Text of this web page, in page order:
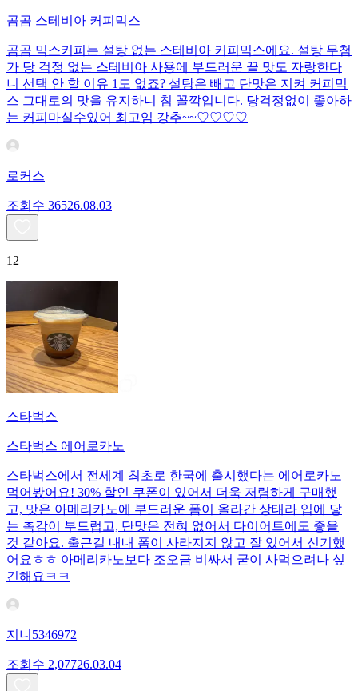
곰곰 스테비아 커피믹스
곰곰 믹스커피는 설탕 없는 스테비아 커피믹스에요. 설탕 무첨
가 당 걱정 없는 스테비아 사용에 부드러운 끝 맛도 자랑한다
니 선택 안 할 이유 1도 없죠? 설탕은 빼고 단맛은 지켜 커피믹
스 그대로의 맛을 유지하니 침 꼴깍입니다. 당걱정없이 좋아하
는 커피마실수있어 최고임 강추~~♡♡♡♡
로커스
조회수 36526.08.03
12
스타벅스
스타벅스 에어로카노
스타벅스에서 전세계 최초로 한국에 출시했다는 에어로카노
먹어봤어요! 30% 할인 쿠폰이 있어서 더욱 저렴하게 구매했
고, 맛은 아메리카노에 부드러운 폼이 올라간 상태라 입에 닿
는 촉감이 부드럽고, 단맛은 전혀 없어서 다이어트에도 좋을
것 같아요. 출근길 내내 폼이 사라지지 않고 잘 있어서 신기했
어요ㅎㅎ 아메리카노보다 조오금 비싸서 굳이 사먹으려나 싶
긴해요ㅋㅋ
지니5346972
조회수 2,07726.03.04